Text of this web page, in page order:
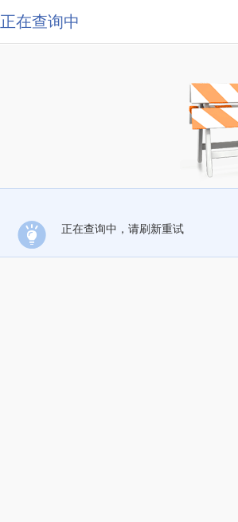
正在查询中
正在查询中，请刷新重试